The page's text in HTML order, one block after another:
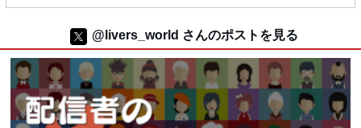
@livers_world さんのポストを見る